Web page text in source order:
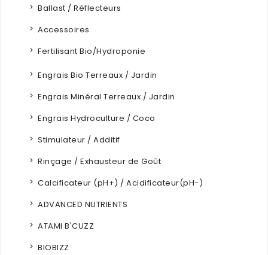
Ballast / Réflecteurs
Accessoires
Fertilisant Bio/Hydroponie
Engrais Bio Terreaux / Jardin
Engrais Minéral Terreaux / Jardin
Engrais Hydroculture / Coco
Stimulateur / Additif
Rinçage / Exhausteur de Goût
Calcificateur (pH+) / Acidificateur(pH-)
ADVANCED NUTRIENTS
ATAMI B'CUZZ
BIOBIZZ